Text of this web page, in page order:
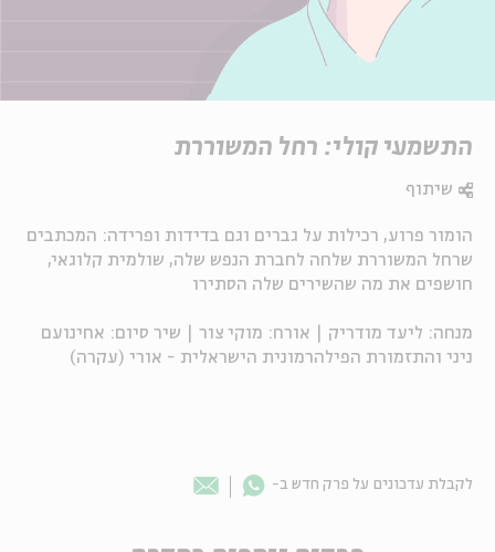
התשמעי קולי: רחל המשוררת
הומור פרוע, רכילות על גברים וגם בדידות ופרידה: המכתבים
שרחל המשוררת שלחה לחברת הנפש שלה, שולמית קלוגאי,
חושפים את מה שהשירים שלה הסתירו
מנחה: ליעד מודריק | אורח: מוקי צור | שיר סיום: אחינועם
ניני והתזמורת הפילהרמונית הישראלית - אורי (עקרה)
שיתוף
לקבלת עדכונים על פרק חדש ב- Whatsapp
Email